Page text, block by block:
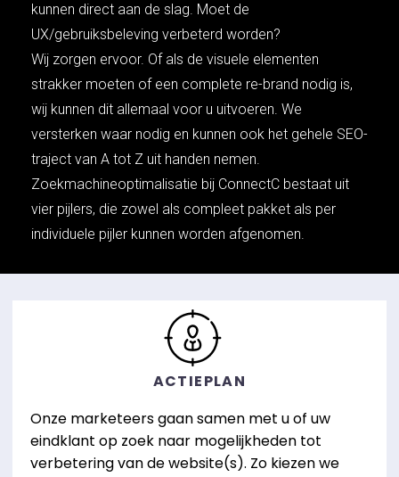
kunnen direct aan de slag. Moet de
UX/gebruiksbeleving verbeterd worden?
Wij zorgen ervoor. Of als de visuele elementen
strakker moeten of een complete re-brand nodig is,
wij kunnen dit allemaal voor u uitvoeren. We
versterken waar nodig en kunnen ook het gehele SEO-
traject van A tot Z uit handen nemen.
Zoekmachineoptimalisatie bij ConnectC bestaat uit
vier pijlers, die zowel als compleet pakket als per
individuele pijler kunnen worden afgenomen.
ACTIEPLAN
Onze marketeers gaan samen met u of uw
eindklant op zoek naar mogelijkheden tot
verbetering van de website(s). Zo kiezen we